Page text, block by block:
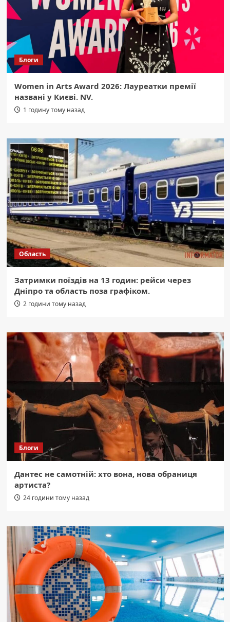
Блоги
Women in Arts Award 2026: Лауреатки премії
названі у Києві. NV.
1 годину тому назад
Область
Затримки поїздів на 13 годин: рейси через
Дніпро та область поза графіком.
2 години тому назад
Блоги
Дантес не самотній: хто вона, нова обраниця
артиста?
24 години тому назад